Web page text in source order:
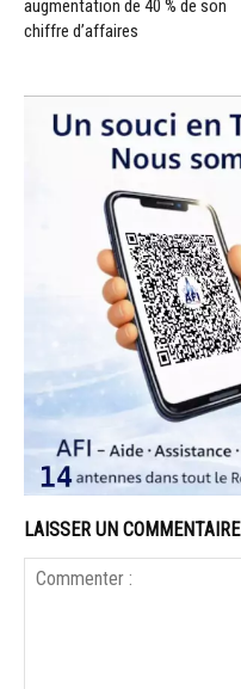
augmentation de 40 % de son
chiffre d’affaires
LAISSER UN COMMENTAIRE